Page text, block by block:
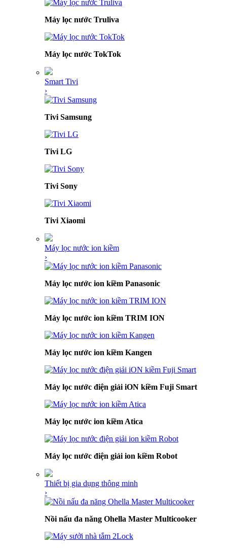
Máy lọc nước Truliva
Máy lọc nước TokTok
Smart Tivi
›
Tivi Samsung
Tivi LG
Tivi Sony
Tivi Xiaomi
Máy lọc nước ion kiềm
›
Máy lọc nước ion kiềm Panasonic
Máy lọc nước ion kiềm TRIM ION
Máy lọc nước ion kiềm Kangen
Máy lọc nước điện giải iON kiềm Fuji Smart
Máy lọc nước ion kiềm Atica
Máy lọc nước điện giải ion kiềm Robot
Thiết bị gia dụng thông minh
›
Nồi nấu đa năng Ohella Master Multicooker